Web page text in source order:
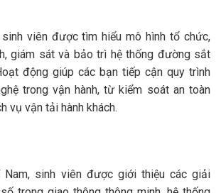
viên được tìm hiểu mô hình tổ chức,
giám sát và bảo trì hệ thống đường sắt
động giúp các bạn tiếp cận quy trình
trong vận hành, từ kiểm soát an toàn
vụ vận tải hành khách.
Nam, sinh viên được giới thiệu các giải